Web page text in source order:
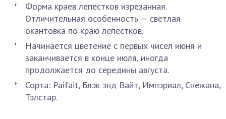
Форма краев лепестков изрезанная.
Отличительная особенность — светлая
окантовка по краю лепестков.
Начинается цветение с первых чисел июня и
заканчивается в конце июля, иногда
продолжается до середины августа.
Сорта: Paifait, Блэк энд Вайт, Импэриал, Снежана,
Тэлстар.